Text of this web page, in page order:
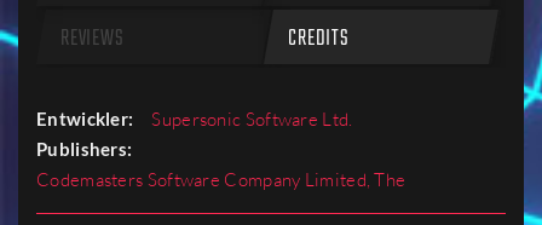
REVIEWS
CREDITS
Entwickler: Supersonic Software Ltd.
Publishers:
Codemasters Software Company Limited, The